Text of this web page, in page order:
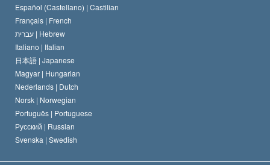
Español (Castellano) | Castilian
Français | French
עברית | Hebrew
Italiano | Italian
日本語 | Japanese
Magyar | Hungarian
Nederlands | Dutch
Norsk | Norwegian
Português | Portuguese
Русский | Russian
Svenska | Swedish